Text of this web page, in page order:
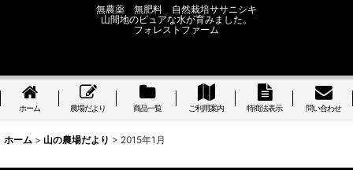
無農薬 無肥料 自然栽培ササニシキ
山間地のピュアな水が育みました。
フォレストファーム
ホーム 農場だより 商品一覧 ご利用案内 特商法表示 問い合わせ
ホーム > 山の農場だより > 2015年1月